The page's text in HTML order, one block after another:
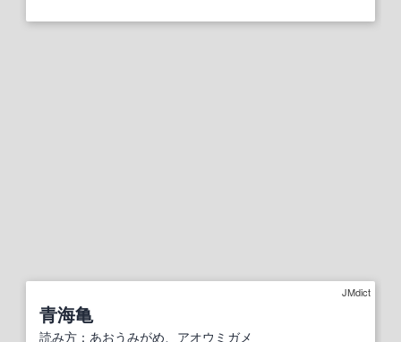
JMdict
青海亀
読み方 ： あおうみがめ、アオウミガメ